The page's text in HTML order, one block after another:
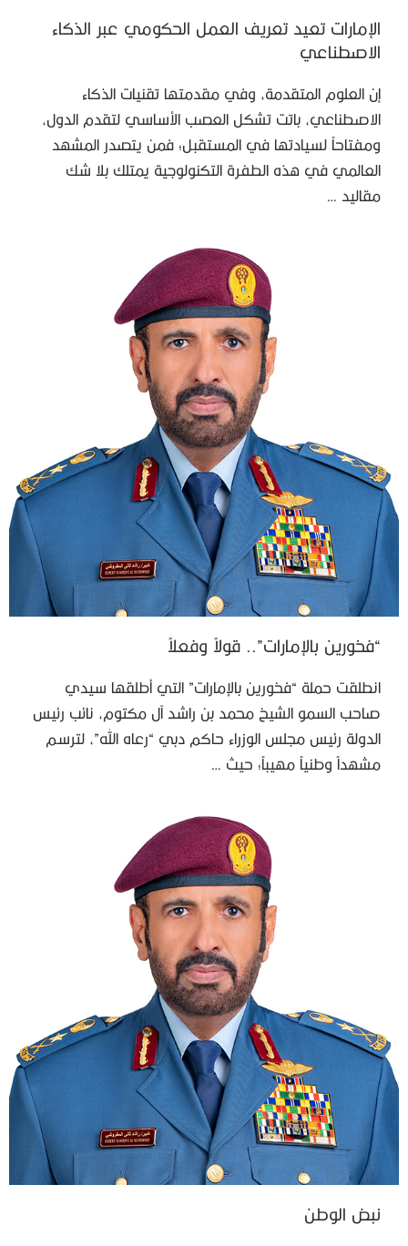
الإمارات تعيد تعريف العمل الحكومي عبر الذكاء
الاصطناعي
إن العلوم المتقدمة، وفي مقدمتها تقنيات الذكاء
الاصطناعي، باتت تشكل العصب الأساسي لتقدم الدول،
ومفتاحاً لسيادتها في المستقبل؛ فمن يتصدر المشهد
العالمي في هذه الطفرة التكنولوجية يمتلك بلا شك
مقاليد …
“فخورين بالإمارات”.. قولاً وفعلاً
انطلقت حملة “فخورين بالإمارات” التي أطلقها سيدي
صاحب السمو الشيخ محمد بن راشد آل مكتوم، نائب رئيس
الدولة رئيس مجلس الوزراء حاكم دبي “رعاه الله”، لترسم
مشهداً وطنياً مهيباً؛ حيث …
نبض الوطن